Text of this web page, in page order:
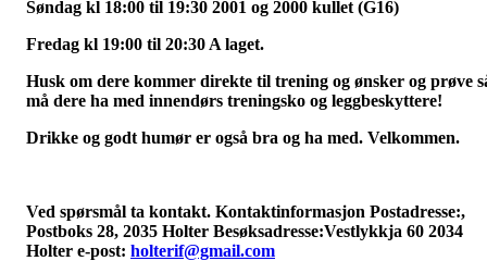
Søndag kl 18:00 til 19:30 2001 og 2000 kullet (G16)
Fredag kl 19:00 til 20:30 A laget.
Husk om dere kommer direkte til trening og ønsker og prøve
må dere ha med innendørs treningsko og leggbeskyttere!
Drikke og godt humør er også bra og ha med. Velkommen.
Ved spørsmål ta kontakt. Kontaktinformasjon Postadresse:,
Postboks 28, 2035 Holter Besøksadresse:Vestlykkja 60 2034
Holter e-post: holterif@gmail.com